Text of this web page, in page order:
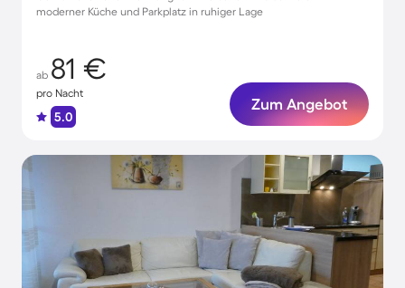
moderner Küche und Parkplatz in ruhiger Lage
ab 81 €
pro Nacht
5.0
Zum Angebot